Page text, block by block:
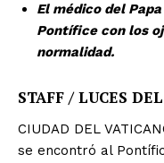
El médico del
Pontífice con los
normalidad.
STAFF / LUCES
CIUDAD DEL
se encontró al